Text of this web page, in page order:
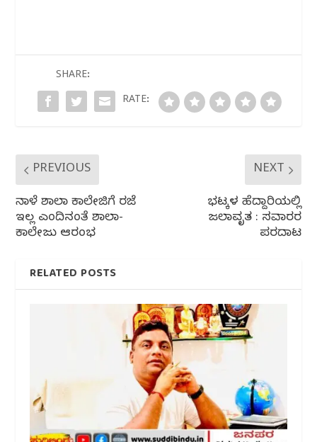
b
o
r A
p
ra
SHARE:
RATE:
PREVIOUS
ನಾಳೆ ಶಾಲಾ ಕಾಲೇಜಿಗೆ ರಜೆ
ಇಲ್ಲ ಎಂದಿನಂತೆ ಶಾಲಾ-
ಕಾಲೇಜು ಆರಂಭ
NEXT
ಭಟ್ಕಳ ಹೆದ್ದಾರಿಯಲ್ಲಿ
ಜಲಾವೃತ : ಸವಾರರ
ಪರದಾಟ
RELATED POSTS